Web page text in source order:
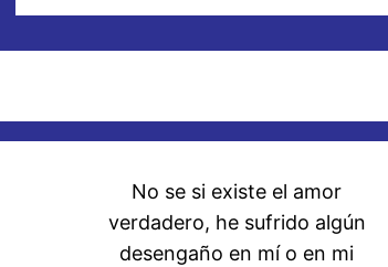
No se si existe el amor
verdadero, he sufrido algún
desengaño en mí o en mi